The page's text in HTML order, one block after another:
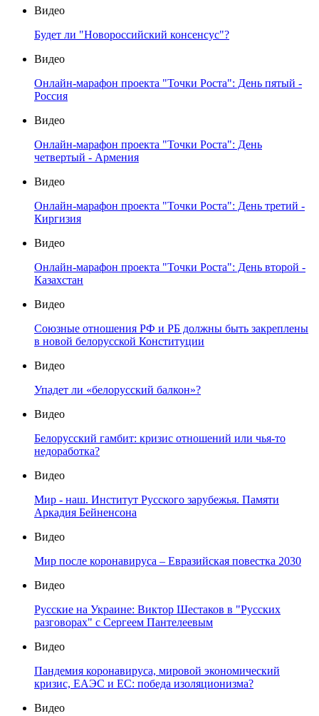
Видео
Будет ли "Новороссийский консенсус"?
Видео
Онлайн-марафон проекта "Точки Роста": День пятый -
Россия
Видео
Онлайн-марафон проекта "Точки Роста": День
четвертый - Армения
Видео
Онлайн-марафон проекта "Точки Роста": День третий -
Киргизия
Видео
Онлайн-марафон проекта "Точки Роста": День второй -
Казахстан
Видео
Союзные отношения РФ и РБ должны быть закреплены
в новой белорусской Конституции
Видео
Упадет ли «белорусский балкон»?
Видео
Белорусский гамбит: кризис отношений или чья-то
недоработка?
Видео
Мир - наш. Институт Русского зарубежья. Памяти
Аркадия Бейненсона
Видео
Мир после коронавируса – Евразийская повестка 2030
Видео
Русские на Украине: Виктор Шестаков в "Русских
разговорах" с Сергеем Пантелеевым
Видео
Пандемия коронавируса, мировой экономический
кризис, ЕАЭС и ЕС: победа изоляционизма?
Видео